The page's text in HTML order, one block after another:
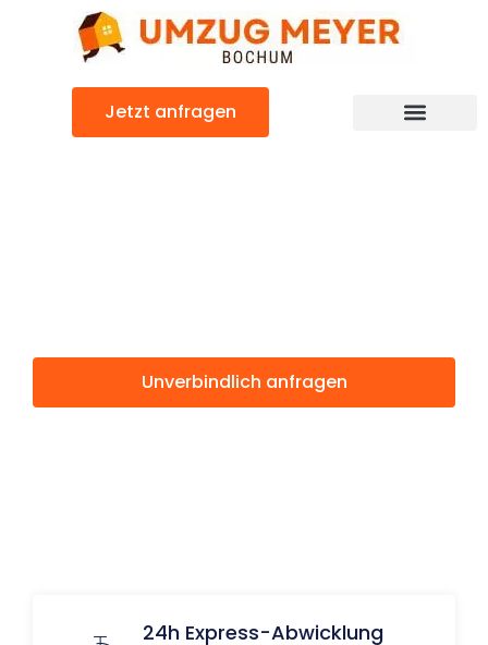
Jetzt anfragen
Unverbindlich anfragen
24h Express-Abwicklung